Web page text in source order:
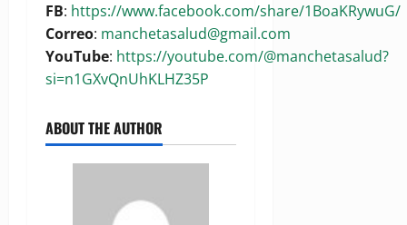
FB: https://www.facebook.com/share/1BoaKRywuG/
Correo: manchetasalud@gmail.com
YouTube: https://youtube.com/@manchetasalud?
si=n1GXvQnUhKLHZ35P
ABOUT THE AUTHOR